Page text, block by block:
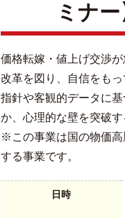
ミナー
価格転嫁・値上げ交渉
改革を図り、自信をも
指針や客観的データに
か、心理的な壁を突破
※この事業は国の物価高
する事業です。
日時